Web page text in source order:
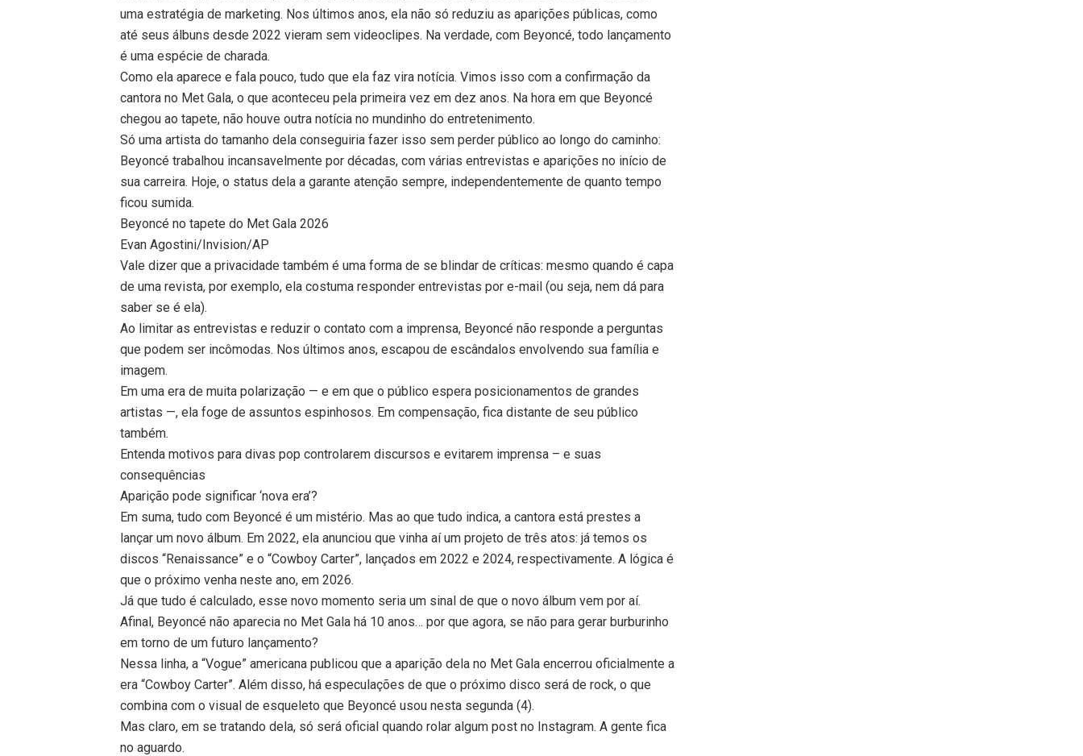
uma estratégia de marketing. Nos últimos anos, ela não só reduziu as aparições públicas, como
até seus álbuns desde 2022 vieram sem videoclipes. Na verdade, com Beyoncé, todo lançamento
é uma espécie de charada.
Como ela aparece e fala pouco, tudo que ela faz vira notícia. Vimos isso com a confirmação da
cantora no Met Gala, o que aconteceu pela primeira vez em dez anos. Na hora em que Beyoncé
chegou ao tapete, não houve outra notícia no mundinho do entretenimento.
Só uma artista do tamanho dela conseguiria fazer isso sem perder público ao longo do caminho:
Beyoncé trabalhou incansavelmente por décadas, com várias entrevistas e aparições no início de
sua carreira. Hoje, o status dela a garante atenção sempre, independentemente de quanto tempo
ficou sumida.
Beyoncé no tapete do Met Gala 2026
Evan Agostini/Invision/AP
Vale dizer que a privacidade também é uma forma de se blindar de críticas: mesmo quando é capa
de uma revista, por exemplo, ela costuma responder entrevistas por e-mail (ou seja, nem dá para
saber se é ela).
Ao limitar as entrevistas e reduzir o contato com a imprensa, Beyoncé não responde a perguntas
que podem ser incômodas. Nos últimos anos, escapou de escândalos envolvendo sua família e
imagem.
Em uma era de muita polarização — e em que o público espera posicionamentos de grandes
artistas —, ela foge de assuntos espinhosos. Em compensação, fica distante de seu público
também.
Entenda motivos para divas pop controlarem discursos e evitarem imprensa – e suas
consequências
Aparição pode significar ‘nova era’?
Em suma, tudo com Beyoncé é um mistério. Mas ao que tudo indica, a cantora está prestes a
lançar um novo álbum. Em 2022, ela anunciou que vinha aí um projeto de três atos: já temos os
discos “Renaissance” e o “Cowboy Carter”, lançados em 2022 e 2024, respectivamente. A lógica é
que o próximo venha neste ano, em 2026.
Já que tudo é calculado, esse novo momento seria um sinal de que o novo álbum vem por aí.
Afinal, Beyoncé não aparecia no Met Gala há 10 anos… por que agora, se não para gerar burburinho
em torno de um futuro lançamento?
Nessa linha, a “Vogue” americana publicou que a aparição dela no Met Gala encerrou oficialmente a
era “Cowboy Carter”. Além disso, há especulações de que o próximo disco será de rock, o que
combina com o visual de esqueleto que Beyoncé usou nesta segunda (4).
Mas claro, em se tratando dela, só será oficial quando rolar algum post no Instagram. A gente fica
no aguardo.